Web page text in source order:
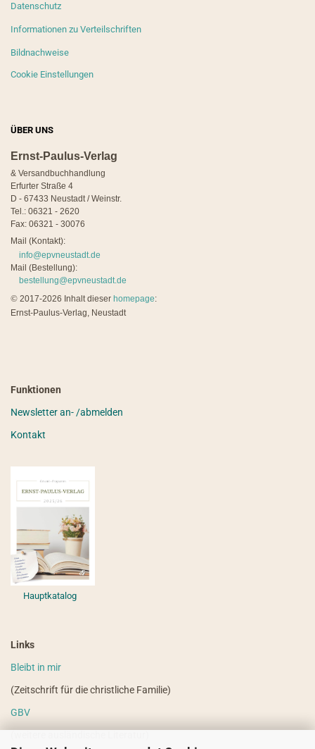
Datenschutz
Informationen zu Verteilschriften
Bildnachweise
Cookie Einstellungen
ÜBER UNS
Ernst-Paulus-Verlag
& Versandbuchhandlung
Erfurter Straße 4
D - 67433 Neustadt / Weinstr.
Tel.: 06321 - 2620
Fax: 06321 - 30076
Mail (Kontakt):
info@epvneustadt.de
Mail (Bestellung):
bestellung@epvneustadt.de
© 2017-2026 Inhalt dieser homepage:
Ernst-Paulus-Verlag, Neustadt
Funktionen
Newsletter an- /abmelden
Kontakt
Hauptkatalog
Links
Bleibt in mir
(Zeitschrift für die christliche Familie)
GBV